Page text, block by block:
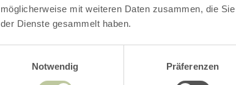
möglicherweise mit weiteren Daten zusammen, die
der Dienste gesammelt haben.
Notwendig
Präferenzen